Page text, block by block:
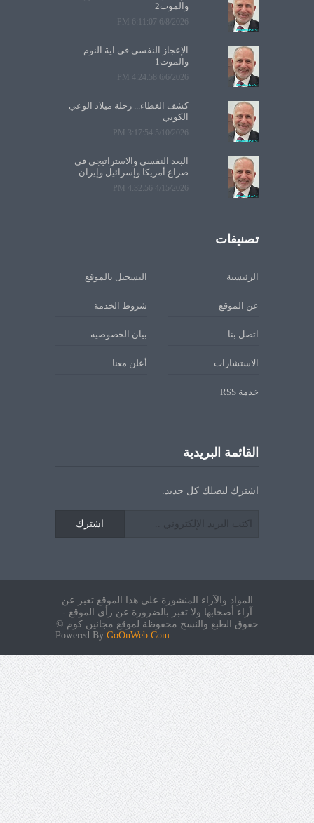
والموت2
6/8/2026 6:11:07 PM
الإعجاز النفسي في آية النوم
والموت1
6/6/2026 4:24:58 PM
كشف الغطاء... رحلة ميلاد الوعي
الكوني
5/10/2026 3:17:54 PM
البعد النفسي والاستراتيجي في
صراع أمريكا وإسرائيل وإيران
4/15/2026 4:32:56 PM
تصنيفات
الرئيسية التسجيل بالموقع
عن الموقع شروط الخدمة
اتصل بنا بيان الخصوصية
الاستشارات أعلن معنا
خدمة RSS
القائمة البريدية
اشترك ليصلك كل جديد.
اشترك
المواد والآراء المنشورة على هذا الموقع تعبر عن
آراء أصحابها ولا تعبر بالضرورة عن رأي الموقع -
حقوق الطبع والنسخ محفوظة لموقع مجانين.كوم ©
Powered By GoOnWeb.Com